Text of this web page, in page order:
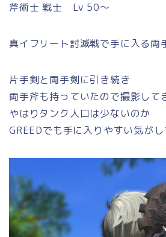
斧術士 戦士 Lv 50～
真イフリート討滅戦で手に入る両
片手剣と両手剣に引き続き
両手斧も持っていたので撮影して
やはりタンク人口は少ないのか
GREEDでも手に入りやすい気がし